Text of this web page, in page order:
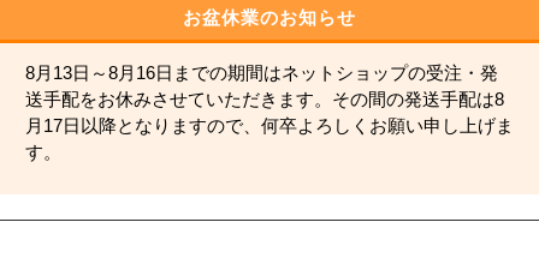
お盆休業のお知らせ
8月13日～8月16日までの期間はネットショップの受注・発
送手配をお休みさせていただきます。その間の発送手配は8
月17日以降となりますので、何卒よろしくお願い申し上げま
す。